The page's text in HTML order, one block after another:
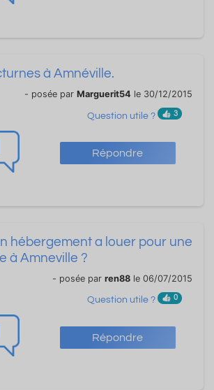
Répondre
à Amnéville.
- posée par Marguerit54 le 30/12/2015
Question utile ? 3
Répondre
hébergement a louer pour une
à Amneville ?
- posée par ren88 le 06/07/2015
Question utile ? 0